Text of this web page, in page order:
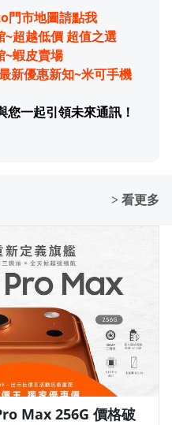
門市地圖請點我
超越低價 超值之選
蝦皮賣場
新優惠新知~米可手機
您一起引領未來通訊！
> 看更多
Max 256G 價格破